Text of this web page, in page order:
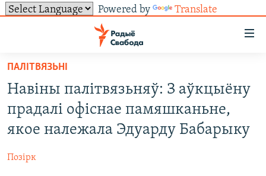
Powered by Translate
ўнівэрсальнага
доступу
Перайсьці
да
галоўнага
зьместу
да
ПАЛІТЫКА
ТОЛЬКІ НА СВАБОДЗЕ
ГІСТОРЫЯ НА СВАБОДЗЕ
СУВЯЗЬ
ПАДЗЯЛІЦЦА ІНФАРМАЦЫЯЙ
RSS
ПАЛІТВЯЗЬНІ
Навіны палітвязьняў: З аўкцыёну
прадалі офіснае памяшканьне,
якое належала Эдуарду Бабарыку
Позірк